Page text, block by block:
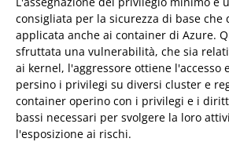
consigliata per la sicurezza di base che
applicata anche ai container di Azure.
sfruttata una vulnerabilità, che sia
ai kernel, l'aggressore ottiene l'accesso
persino i privilegi su diversi cluster e
container operino con i privilegi e i
bassi necessari per svolgere la loro
l'esposizione ai rischi.